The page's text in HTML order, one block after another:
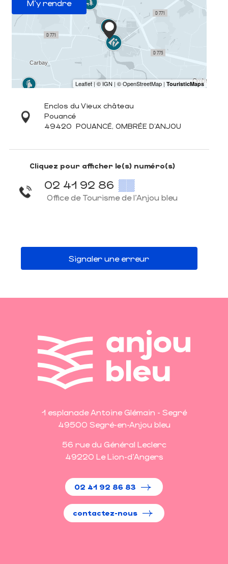
M'y rendre
Enclos du Vieux château
Pouancé
49420 POUANCÉ, OMBRÉE D'ANJOU
Cliquez pour afficher le(s) numéro(s)
02 41 92 86 ▒▒
Office de Tourisme de l'Anjou bleu
Signaler une erreur
1 esplanade Antoine Glémain - Segré
49500 Segré-en-Anjou bleu
56 rue du Général Leclerc
49220 Le Lion-d'Angers
02 41 92 86 83
contactez-nous